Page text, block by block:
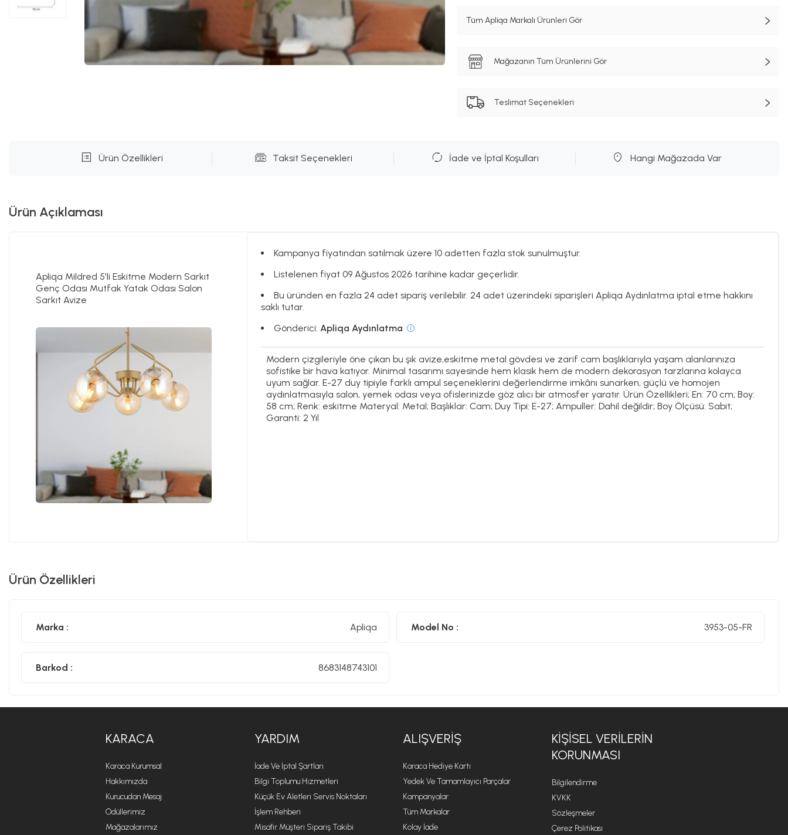
Tüm Apliqa Markalı Ürünleri Gör
Mağazanın Tüm Ürünlerini Gör
Teslimat Seçenekleri
Ürün Özellikleri Taksit Seçenekleri İade ve İptal Koşulları Hangi Mağazada Var
Ürün Açıklaması
Apliqa Mildred 5'li Eskitme Modern Sarkıt
Genç Odası Mutfak Yatak Odası Salon
Sarkıt Avize
Kampanya fiyatından satılmak üzere 10 adetten fazla stok sunulmuştur.
Listelenen fiyat 09 Ağustos 2026 tarihine kadar geçerlidir.
Bu üründen en fazla 24 adet sipariş verilebilir. 24 adet üzerindeki siparişleri Apliqa Aydınlatma iptal etme hakkını
saklı tutar.
Gönderici: Apliqa Aydınlatma
Modern çizgileriyle öne çıkan bu şık avize,eskitme metal gövdesi ve zarif cam başlıklarıyla yaşam alanlarınıza
sofistike bir hava katıyor. Minimal tasarımı sayesinde hem klasik hem de modern dekorasyon tarzlarına kolayca
uyum sağlar. E-27 duy tipiyle farklı ampul seçeneklerini değerlendirme imkânı sunarken, güçlü ve homojen
aydınlatmasıyla salon, yemek odası veya ofislerinizde göz alıcı bir atmosfer yaratır. Ürün Özellikleri; En: 70 cm; Boy:
58 cm; Renk: eskitme Materyal: Metal; Başlıklar: Cam; Duy Tipi: E-27; Ampuller: Dahil değildir; Boy Ölçüsü: Sabit;
Garanti: 2 Yıl
Ürün Özellikleri
Marka : Apliqa Model No : 3953-05-FR
Barkod : 8683148743101
KARACA
Karaca Kurumsal
Hakkımızda
Kurucudan Mesaj
Ödüllerimiz
Mağazalarımız
YARDIM
İade Ve İptal Şartları
Bilgi Toplumu Hizmetleri
Küçük Ev Aletleri Servis Noktaları
İşlem Rehberi
Misafir Müşteri Sipariş Takibi
ALIŞVERIŞ
Karaca Hediye Kartı
Yedek Ve Tamamlayıcı Parçalar
Kampanyalar
Tüm Markalar
Kolay İade
KIŞISEL VERILERIN
KORUNMASI
Bilgilendirme
KVKK
Sözleşmeler
Çerez Politikası